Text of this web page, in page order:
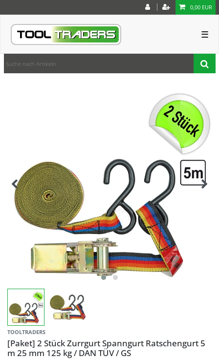
0,00 EUR
☰
TOOLTRADERS
[Paket] 2 Stück Zurrgurt Spanngurt Ratschengurt 5
m 25 mm 125 kg / DAN TÜV / GS